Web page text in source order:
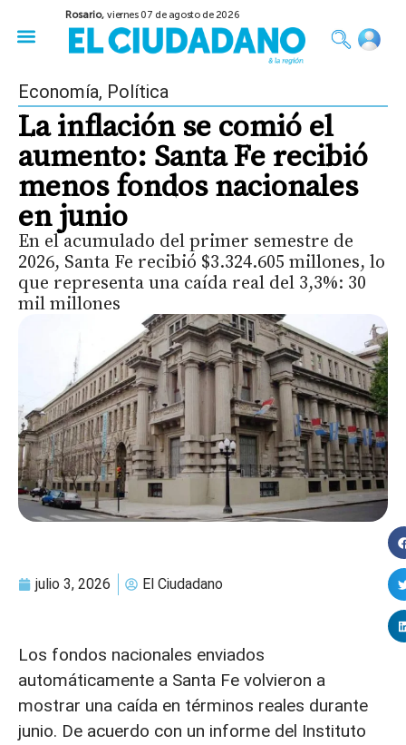
Rosario,viernes 07 de agosto de 2026
Economía, Política
La inflación se comió el
aumento: Santa Fe recibió
menos fondos nacionales
en junio
En el acumulado del primer semestre de
2026, Santa Fe recibió $3.324.605 millones, lo
que representa una caída real del 3,3%: 30
mil millones
julio 3, 2026 El Ciudadano
Los fondos nacionales enviados
automáticamente a Santa Fe volvieron a
mostrar una caída en términos reales durante
junio. De acuerdo con un informe del Instituto